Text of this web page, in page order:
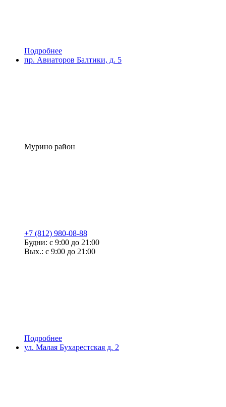
Подробнее
пр. Авиаторов Балтики, д. 5
Мурино район
+7 (812) 980-08-88
Будни: с 9:00 до 21:00
Вых.: с 9:00 до 21:00
Подробнее
ул. Малая Бухарестская д. 2